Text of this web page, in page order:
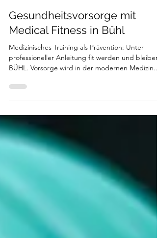
14. Jan. 2022
Gesundheitsvorsorge mit
Medical Fitness in Bühl
Medizinisches Training als Prävention: Unter
BÜHL. Vorsorge wird in der modernen Medizin...